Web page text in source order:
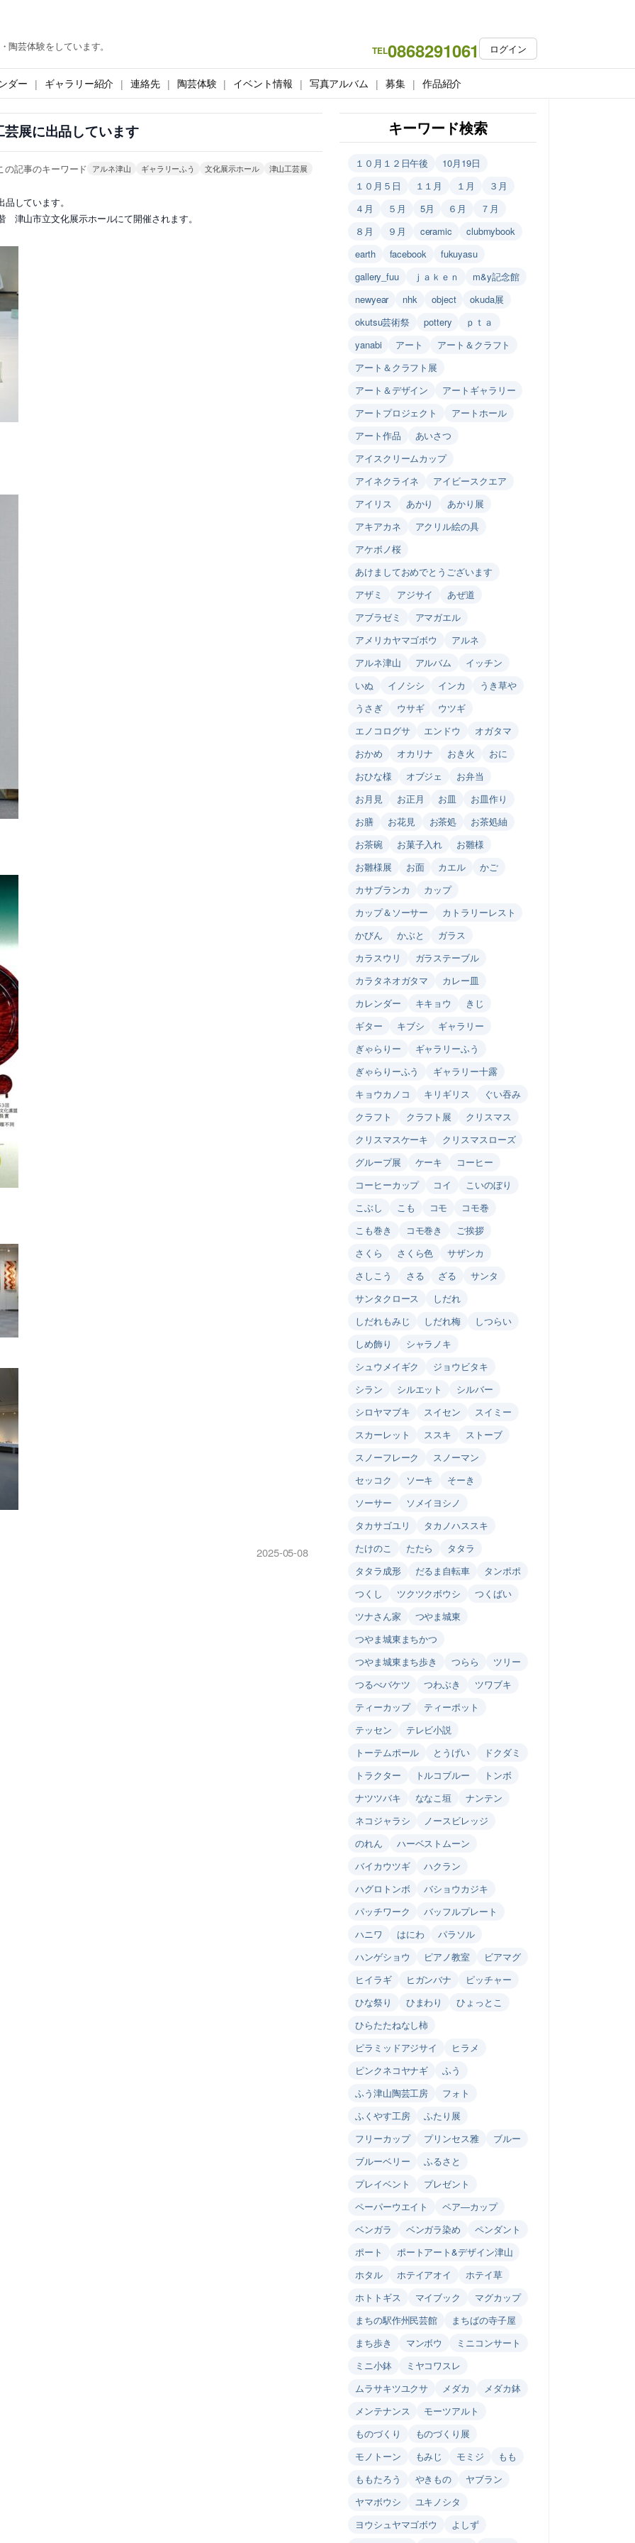
芸体験をしています。 TEL0868291061 ログイン
ダー ギャラリー紹介 連絡先 陶芸体験 イベント情報 写真アルバム 募集 作品紹介
芸展に出品しています
の記事のキーワード アルネ津山 ギャラリーふう 文化展示ホール 津山工芸展
しています。
津山市立文化展示ホールにて開催されます。
2025-05-08
キーワード検索
１０月１２日午後
10月19日
１０月５日
１１月 １月
３月
４月
５月 5月 ６月
７月
８月
９月 ceramic
clubmybook
earth
facebook
fukuyasu
gallery_fuu
ｊａｋｅｎ
m&y記念館
newyear
nhk object
okuda展
okutsu芸術祭
pottery
ｐｔａ
yanabi
アート
アート＆クラフト
アート＆クラフト展
アート＆デザイン
アートギャラリー
アートプロジェクト
アートホール
アート作品
あいさつ
アイスクリームカップ
アイネクライネ
アイビースクエア
アイリス
あかり
あかり展
アキアカネ
アクリル絵の具
アケボノ桜
あけましておめでとうございます
アザミ
アジサイ
あぜ道
アブラゼミ
アマガエル
アメリカヤマゴボウ
アルネ
アルネ津山
アルバム
イッチン
いぬ
イノシシ インカ
うき草や
うさぎ
ウサギ
ウツギ
エノコログサ
エンドウ
オガタマ
おかめ
オカリナ おき火
おに
おひな様
オブジェ
お弁当
お月見
お正月 お皿
お皿作り
お膳
お花見 お茶処
お茶処紬
お茶碗
お菓子入れ
お雛様
お雛様展
お面 カエル
かご
カサブランカ
カップ
カップ＆ソーサー
カトラリーレスト
かびん
かぶと
ガラス
カラスウリ
ガラステーブル
カラタネオガタマ
カレー皿
カレンダー
キキョウ
きじ
ギター
キブシ
ギャラリー
ぎゃらりー
ギャラリーふう
ぎゃらりーふう
ギャラリー十露
キョウカノコ
キリギリス
ぐい吞み
クラフト
クラフト展
クリスマス
クリスマスケーキ
クリスマスローズ
グループ展
ケーキ
コーヒー
コーヒーカップ
コイ
こいのぼり
こぶし
こも コモ
コモ巻
こも巻き
コモ巻き
ご挨拶
さくら
さくら色
サザンカ
さしこう
さる ざる
サンタ
サンタクロース
しだれ
しだれもみじ
しだれ梅
しつらい
しめ飾り
シャラノキ
シュウメイギク
ジョウビタキ
シラン
シルエット
シルバー
シロヤマブキ
スイセン
スイミー
スカーレット
ススキ
ストーブ
スノーフレーク
スノーマン
セッコク
ソーキ
そーき
ソーサー
ソメイヨシノ
タカサゴユリ
タカノハススキ
たけのこ
たたら
タタラ
タタラ成形
だるま自転車
タンポポ
つくし
ツクツクボウシ
つくばい
ツナさん家
つやま城東
つやま城東まちかつ
つやま城東まち歩き
つらら
ツリー
つるべバケツ
つわぶき
ツワブキ
ティーカップ
ティーポット
テッセン
テレビ小説
トーテムポール
とうげい
ドクダミ
トラクター
トルコブルー
トンボ
ナツツバキ
ななこ垣
ナンテン
ネコジャラシ
ノースビレッジ
のれん
ハーベストムーン
バイカウツギ
ハクラン
ハグロトンボ
バショウカジキ
パッチワーク
バッフルプレート
ハニワ
はにわ
パラソル
ハンゲショウ
ピアノ教室
ビアマグ
ヒイラギ
ヒガンバナ
ピッチャー
ひな祭り
ひまわり
ひょっとこ
ひらたたねなし柿
ピラミッドアジサイ
ヒラメ
ピンクネコヤナギ
ふう
ふう津山陶芸工房
フォト
ふくやす工房
ふたり展
フリーカップ
プリンセス雅
ブルー
ブルーベリー
ふるさと
プレイベント
プレゼント
ペーパーウエイト
ペア―カップ
ベンガラ
ベンガラ染め
ペンダント
ポート
ポートアート&デザイン津山
ホタル
ホテイアオイ
ホテイ草
ホトトギス
マイブック
マグカップ
まちの駅作州民芸館
まちばの寺子屋
まち歩き
マンボウ
ミニコンサート
ミニ小鉢
ミヤコワスレ
ムラサキツユクサ
メダカ
メダカ鉢
メンテナンス
モーツアルト
ものづくり
ものづくり展
モノトーン
もみじ モミジ
もも
ももたろう
やきもの
ヤブラン
ヤマボウシ
ユキノシタ
ヨウシュヤマゴボウ
よしず